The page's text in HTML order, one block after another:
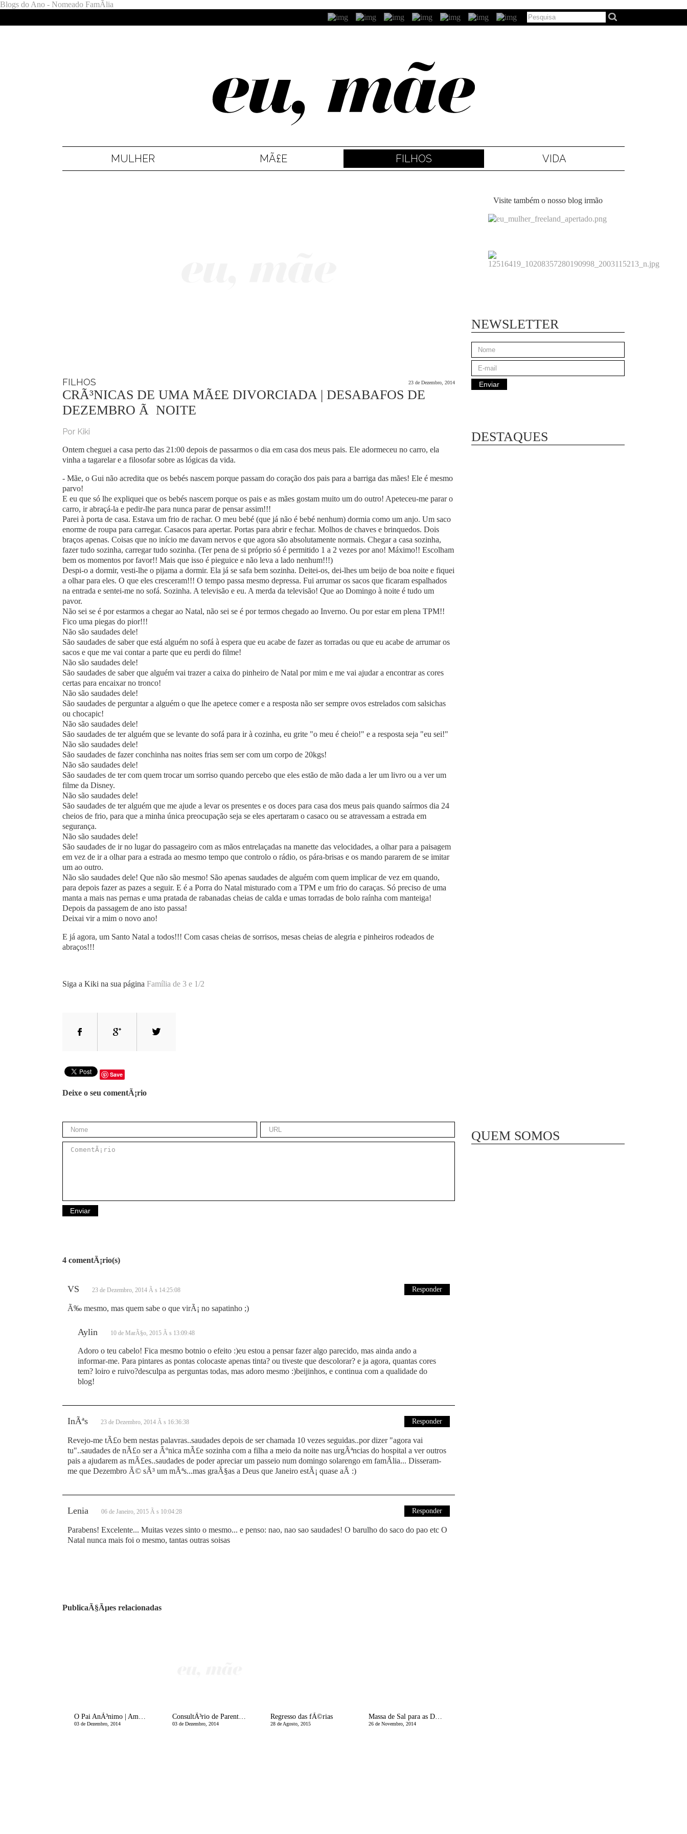
Blogs do Ano - Nomeado FamÃ­lia
MULHER MÃ£E FILHOS VIDA
FILHOS 23 de Dezembro, 2014
CRÃ³NICAS DE UMA MÃ£E DIVORCIADA | DESABAFOS DE
DEZEMBRO Ã NOITE
Por Kiki
Ontem cheguei a casa perto das 21:00 depois de passarmos o dia em casa dos meus pais. Ele adormeceu no carro, ela
vinha a tagarelar e a filosofar sobre as lógicas da vida.
- Mãe, o Gui não acredita que os bebés nascem porque passam do coração dos pais para a barriga das mães! Ele é mesmo
parvo!
E eu que só lhe expliquei que os bebés nascem porque os pais e as mães gostam muito um do outro! Apeteceu-me parar o
carro, ir abraçá-la e pedir-lhe para nunca parar de pensar assim!!!
Parei à porta de casa. Estava um frio de rachar. O meu bebé (que já não é bebé nenhum) dormia como um anjo. Um saco
enorme de roupa para carregar. Casacos para apertar. Portas para abrir e fechar. Molhos de chaves e brinquedos. Dois
braços apenas. Coisas que no início me davam nervos e que agora são absolutamente normais. Chegar a casa sozinha,
fazer tudo sozinha, carregar tudo sozinha. (Ter pena de si próprio só é permitido 1 a 2 vezes por ano! Máximo!! Escolham
bem os momentos por favor!! Mais que isso é pieguice e não leva a lado nenhum!!!)
Despi-o a dormir, vesti-lhe o pijama a dormir. Ela já se safa bem sozinha. Deitei-os, dei-lhes um beijo de boa noite e fiquei
a olhar para eles. O que eles cresceram!!! O tempo passa mesmo depressa. Fui arrumar os sacos que ficaram espalhados
na entrada e sentei-me no sofá. Sozinha. A televisão e eu. A merda da televisão! Que ao Domingo à noite é tudo um
pavor.
Não sei se é por estarmos a chegar ao Natal, não sei se é por termos chegado ao Inverno. Ou por estar em plena TPM!!
Fico uma piegas do pior!!!
Não são saudades dele!
São saudades de saber que está alguém no sofá à espera que eu acabe de fazer as torradas ou que eu acabe de arrumar os
sacos e que me vai contar a parte que eu perdi do filme!
Não são saudades dele!
São saudades de saber que alguém vai trazer a caixa do pinheiro de Natal por mim e me vai ajudar a encontrar as cores
certas para encaixar no tronco!
Não são saudades dele!
São saudades de perguntar a alguém o que lhe apetece comer e a resposta não ser sempre ovos estrelados com salsichas
ou chocapic!
Não são saudades dele!
São saudades de ter alguém que se levante do sofá para ir à cozinha, eu grite "o meu é cheio!" e a resposta seja "eu sei!"
Não são saudades dele!
São saudades de fazer conchinha nas noites frias sem ser com um corpo de 20kgs!
Não são saudades dele!
São saudades de ter com quem trocar um sorriso quando percebo que eles estão de mão dada a ler um livro ou a ver um
filme da Disney.
Não são saudades dele!
São saudades de ter alguém que me ajude a levar os presentes e os doces para casa dos meus pais quando saírmos dia 24
cheios de frio, para que a minha única preocupação seja se eles apertaram o casaco ou se atravessam a estrada em
segurança.
Não são saudades dele!
São saudades de ir no lugar do passageiro com as mãos entrelaçadas na manette das velocidades, a olhar para a paisagem
em vez de ir a olhar para a estrada ao mesmo tempo que controlo o rádio, os pára-brisas e os mando pararem de se imitar
um ao outro.
Não são saudades dele! Que não são mesmo! São apenas saudades de alguém com quem implicar de vez em quando,
para depois fazer as pazes a seguir. E é a Porra do Natal misturado com a TPM e um frio do caraças. Só preciso de uma
manta a mais nas pernas e uma pratada de rabanadas cheias de calda e umas torradas de bolo raínha com manteiga!
Depois da passagem de ano isto passa!
Deixai vir a mim o novo ano!
E já agora, um Santo Natal a todos!!! Com casas cheias de sorrisos, mesas cheias de alegria e pinheiros rodeados de
abraços!!!
Siga a Kiki na sua página Família de 3 e 1/2
Save
Deixe o seu comentÃ¡rio
4 comentÃ¡rio(s)
VS 23 de Dezembro, 2014 Ã s 14:25:08 Responder
Ã‰ mesmo, mas quem sabe o que virÃ¡ no sapatinho ;)
Aylin 10 de MarÃ§o, 2015 Ã s 13:09:48
Adoro o teu cabelo! Fica mesmo botnio o efeito :)eu estou a pensar fazer algo parecido, mas ainda ando a
informar-me. Para pintares as pontas colocaste apenas tinta? ou tiveste que descolorar? e ja agora, quantas cores
tem? loiro e ruivo?desculpa as perguntas todas, mas adoro mesmo :)beijinhos, e continua com a qualidade do
blog!
InÃªs 23 de Dezembro, 2014 Ã s 16:36:38 Responder
Revejo-me tÃ£o bem nestas palavras..saudades depois de ser chamada 10 vezes seguidas..por dizer "agora vai
tu"..saudades de nÃ£o ser a Ãºnica mÃ£e sozinha com a filha a meio da noite nas urgÃªncias do hospital a ver outros
pais a ajudarem as mÃ£es..saudades de poder apreciar um passeio num domingo solarengo em famÃ­lia... Disseram-
me que Dezembro Ã© sÃ³ um mÃªs...mas graÃ§as a Deus que Janeiro estÃ¡ quase aÃ­ :)
Lenia 06 de Janeiro, 2015 Ã s 10:04:28 Responder
Parabens! Excelente... Muitas vezes sinto o mesmo... e penso: nao, nao sao saudades! O barulho do saco do pao etc O
Natal nunca mais foi o mesmo, tantas outras soisas
PublicaÃ§Ãµes relacionadas
03 de Dezembro, 2014 03 de Dezembro, 2014
Regresso das fÃ©rias
28 de Agosto, 2015
Massa de Sal para as DecoraÃ§Ãµes de Natal
26 de Novembro, 2014
Visite também o nosso blog irmão
NEWSLETTER
DESTAQUES
QUEM SOMOS